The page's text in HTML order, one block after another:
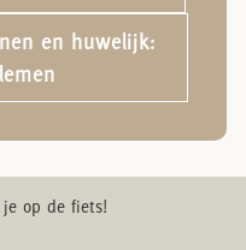
en huwelijk:
op de fiets!